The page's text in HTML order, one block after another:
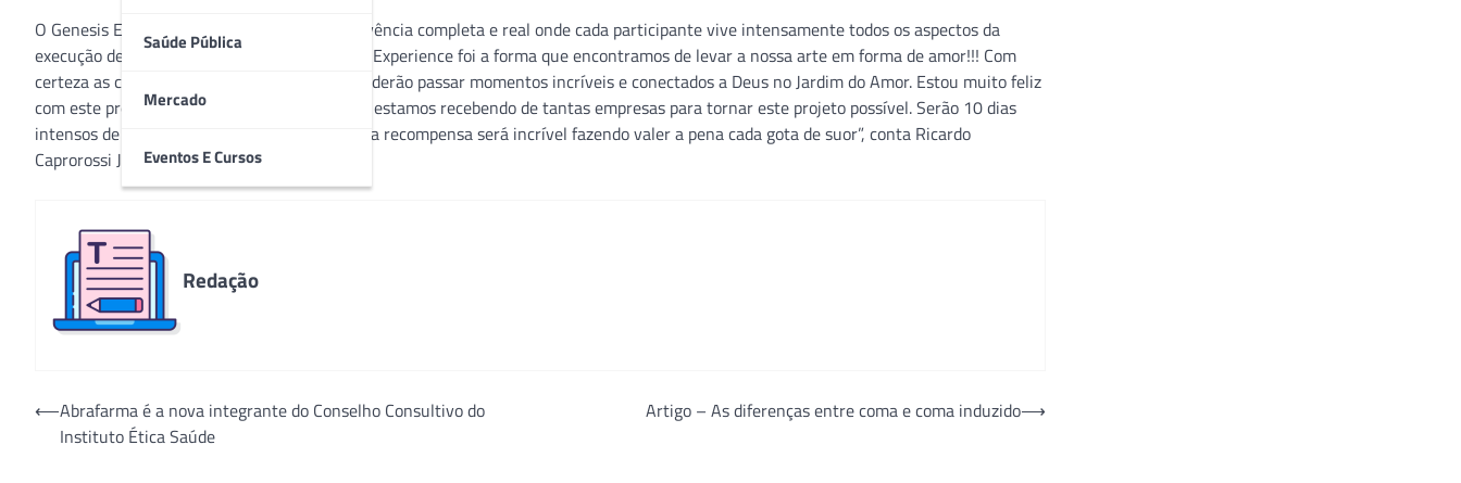
Saúde Pública
Mercado
Eventos E Cursos
O Genesis Experience é uma imersão, uma vivência completa e real onde cada participante vive intensamente todos os aspectos da
execução de um projeto completo. “O Genesis Experience foi a forma que encontramos de levar a nossa arte em forma de amor!!! Com
certeza as crianças e pacientes do Hospital poderão passar momentos incríveis e conectados a Deus no Jardim do Amor. Estou muito feliz
com este presente de Deus e com o apoio que estamos recebendo de tantas empresas para tornar este projeto possível. Serão 10 dias
intensos de muito trabalho, mas com certeza a recompensa será incrível fazendo valer a pena cada gota de suor”, conta Ricardo
Caprorossi Junior, fundador da empresa.
Redação
Navegação
⟵Abrafarma é a nova integrante do Conselho Consultivo do
Instituto Ética Saúde
Artigo – As diferenças entre coma e coma induzido⟶